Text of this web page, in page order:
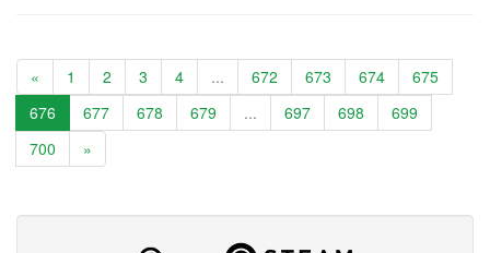
« 1 2 3 4 ... 672 673 674
675
676
677 678 679 ... 697 698
699
700
»